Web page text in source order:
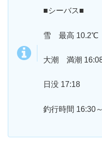
■シーバス■
雪 最高 10.2℃
大潮 満潮
日没 17:18
釣行時間 16:30